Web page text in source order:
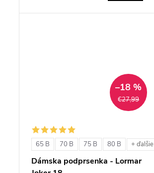
€27,99
–18 %
65 B 70 B 75 B 80 B + ďalšie
Dámska podprsenka - Lormar